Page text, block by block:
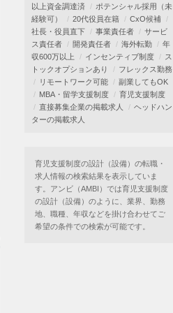
以上資金調達済
ポテンシャル採用（未
経験可）
20代役員在籍
CxO候補
社長・役員直下
事業責任者
サービ
ス責任者
開発責任者 海外転勤
年
収600万以上
インセンティブ制度
ス
トックオプションあり
フレックス勤務
リモートワーク可能
副業してもOK
MBA・留学支援制度
育児支援制度
直接募集企業の掲載求人
ヘッドハン
ターの掲載求人
育児支援制度の設計（設備）の転職・
求人情報の検索結果を表示していま
す。アンビ（AMBI）では育児支援制度
の設計（設備）のように、業界、勤務
地、職種、年収などを掛け合わせてご
希望の条件での検索が可能です。